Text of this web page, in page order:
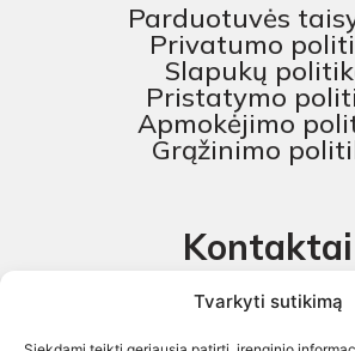
Tvarkyti sutikimą
Parduotuvės
Privatumo
Slapukų
Pristatymo
Apmokėjimo
Grąžinimo
Kontaktai